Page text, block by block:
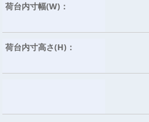
荷台内寸幅(W)：
荷台内寸高さ(H)：